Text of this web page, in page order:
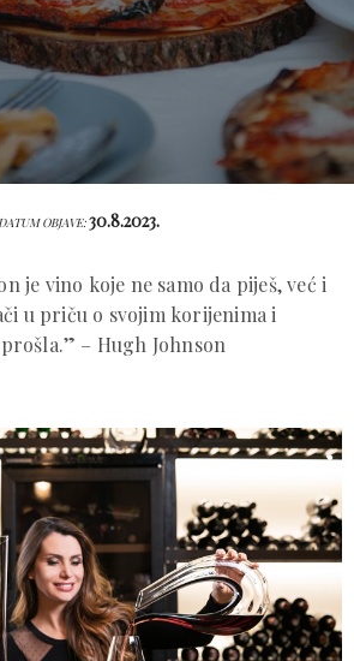
OBJAVE:30.8.2023.
je vino koje ne samo da piješ, već i
u priču o svojim korijenima i
– Hugh Johnson